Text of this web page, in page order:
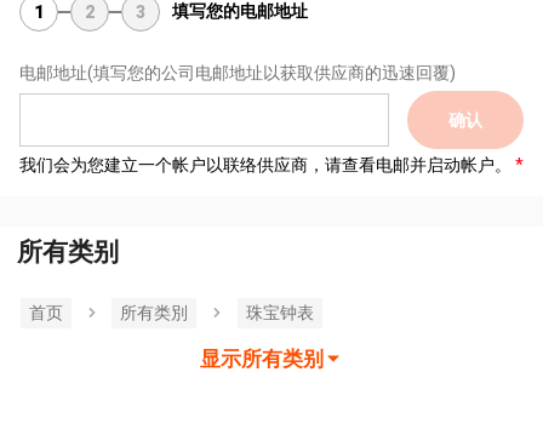
1 2 3 填写您的电邮地址
电邮地址(填写您的公司电邮地址以获取供应商的迅速回覆)
确认
我们会为您建立一个帐户以联络供应商，请查看电邮并启动帐户。
所有类别
首页 所有类別 珠宝钟表
显示所有类别